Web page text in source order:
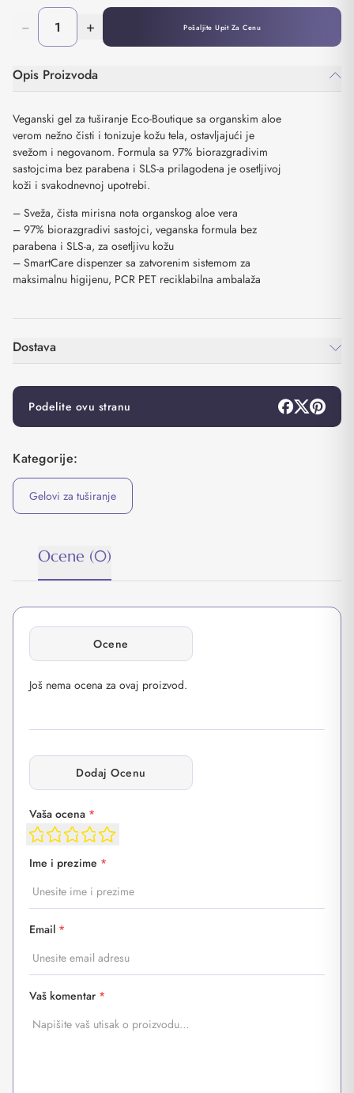
− + Pošaljite Upit Za Cenu
Opis Proizvoda
Veganski gel za tuširanje Eco-Boutique sa organskim aloe
verom nežno čisti i tonizuje kožu tela, ostavljajući je
svežom i negovanom. Formula sa 97% biorazgradivim
sastojcima bez parabena i SLS-a prilagodena je osetljivoj
koži i svakodnevnoj upotrebi.
– Sveža, čista mirisna nota organskog aloe vera
– 97% biorazgradivi sastojci, veganska formula bez
parabena i SLS-a, za osetljivu kožu
– SmartCare dispenzer sa zatvorenim sistemom za
maksimalnu higijenu, PCR PET reciklabilna ambalaža
Dostava
Podelite ovu stranu
Kategorije:
Gelovi za tuširanje
Ocene (0)
Ocene
Još nema ocena za ovaj proizvod.
Dodaj Ocenu
Vaša ocena *
Ime i prezime *
Email *
Vaš komentar *